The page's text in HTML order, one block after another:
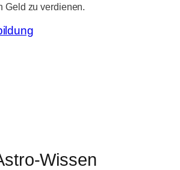
Geld zu verdienen.
Wissen